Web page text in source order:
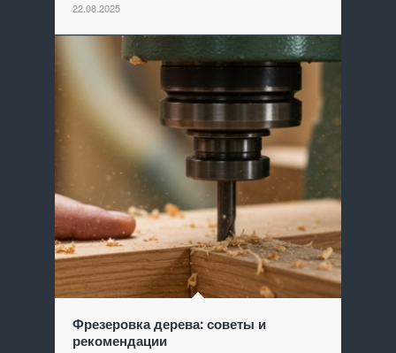
22.08.2025
Фрезеровка дерева: советы и
рекомендации